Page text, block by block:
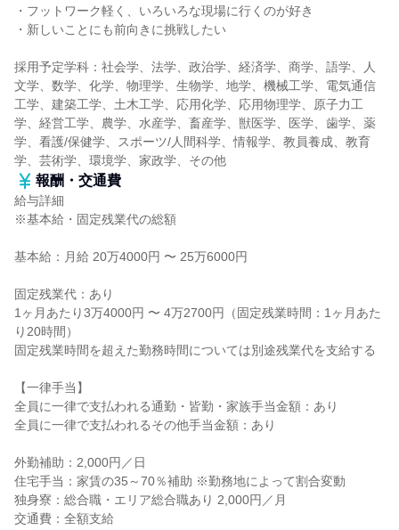
・フットワーク軽く、いろいろな現場に行くのが好き
・新しいことにも前向きに挑戦したい
採用予定学科：社会学、法学、政治学、経済学、商学、語学、人
文学、数学、化学、物理学、生物学、地学、機械工学、電気通信
工学、建築工学、土木工学、応用化学、応用物理学、原子力工
学、経営工学、農学、水産学、畜産学、獣医学、医学、歯学、薬
学、看護/保健学、スポーツ/人間科学、情報学、教員養成、教育
学、芸術学、環境学、家政学、その他
報酬・交通費
給与詳細
※基本給・固定残業代の総額
基本給：月給 20万4000円 〜 25万6000円
固定残業代：あり
1ヶ月あたり3万4000円 〜 4万2700円（固定残業時間：1ヶ月あた
り20時間）
固定残業時間を超えた勤務時間については別途残業代を支給する
【一律手当】
全員に一律で支払われる通勤・皆勤・家族手当金額：あり
全員に一律で支払われるその他手当金額：あり
外勤補助：2,000円／日
住宅手当：家賃の35～70％補助 ※勤務地によって割合変動
独身寮：総合職・エリア総合職あり 2,000円／月
交通費：全額支給